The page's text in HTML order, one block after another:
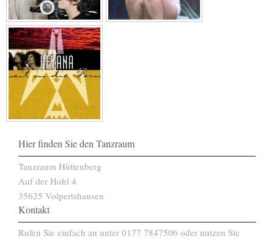
Hier finden Sie den Tanzraum
Tanzraum Hüttenberg
Auf der Hohl 4
35625 Volpertshausen
Kontakt
Rufen Sie einfach an unter 0177 7847506 oder nutzen Sie